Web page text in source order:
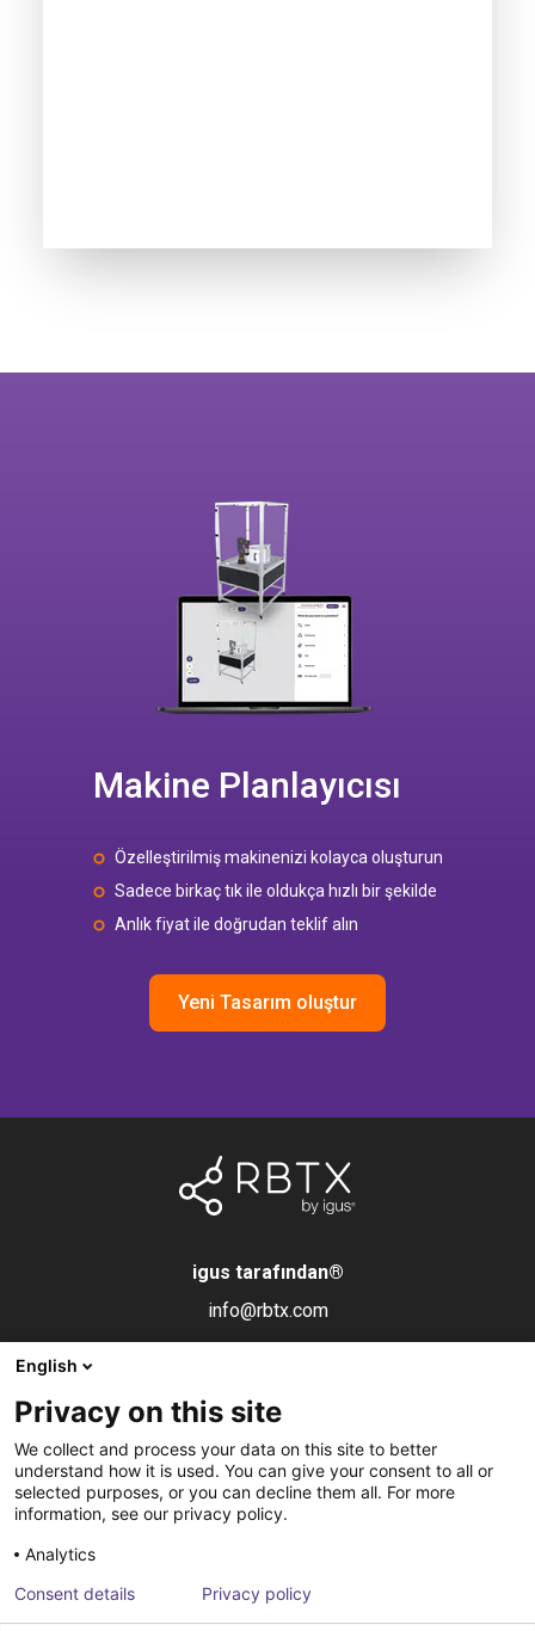
Makine Planlayıcısı
Özelleştirilmiş makinenizi kolayca oluşturun
Sadece birkaç tık ile oldukça hızlı bir şekilde
Anlık fiyat ile doğrudan teklif alın
Yeni Tasarım oluştur
igus tarafından®
info@rbtx.com
Robot
Son efektörler
Kontrol sistemleri
Uygulamalar
SSS
Ortak
Veri gizliliği
English
Privacy on this site
We collect and process your data on this site to better
understand how it is used. You can give your consent to all or
selected purposes, or you can decline them all. For more
information, see our privacy policy.
Analytics
Consent details
Privacy policy